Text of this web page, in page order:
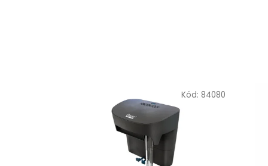
Kód: 84080